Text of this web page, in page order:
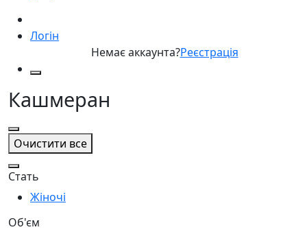
Логін
Немає аккаунта?Реєстрація
Кашмеран
Очистити все
Стать
Жіночі
Об'єм